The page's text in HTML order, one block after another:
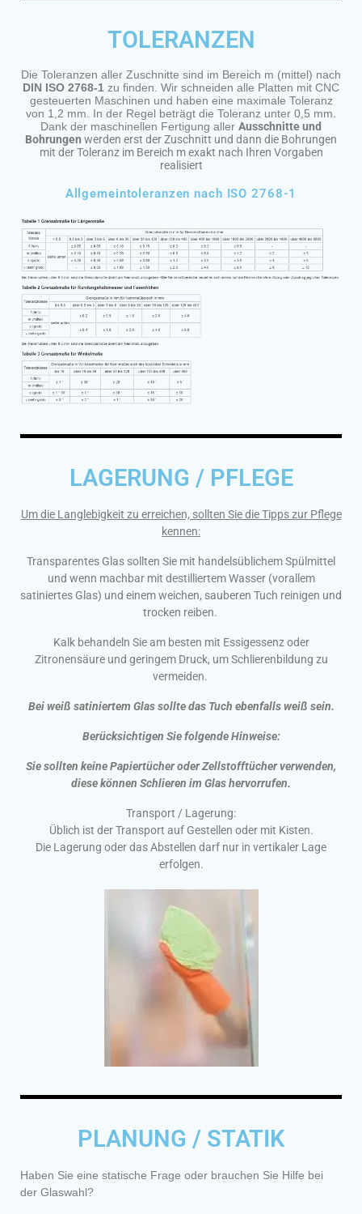
TOLERANZEN
Die Toleranzen aller Zuschnitte sind im Bereich m (mittel) nach
DIN ISO 2768-1 zu finden. Wir schneiden alle Platten mit CNC
gesteuerten Maschinen und haben eine maximale Toleranz
von 1,2 mm. In der Regel beträgt die Toleranz unter 0,5 mm.
Dank der maschinellen Fertigung aller Ausschnitte und
Bohrungen werden erst der Zuschnitt und dann die Bohrungen
mit der Toleranz im Bereich m exakt nach Ihren Vorgaben
realisiert
Allgemeintoleranzen nach ISO 2768-1
LAGERUNG / PFLEGE
Um die Langlebigkeit zu erreichen, sollten Sie die Tipps zur Pflege
kennen:
Transparentes Glas sollten Sie mit handelsüblichem Spülmittel
und wenn machbar mit destilliertem Wasser (vorallem
satiniertes Glas) und einem weichen, sauberen Tuch reinigen und
trocken reiben.
Kalk behandeln Sie am besten mit Essigessenz oder
Zitronensäure und geringem Druck, um Schlierenbildung zu
vermeiden.
Bei weiß satiniertem Glas sollte das Tuch ebenfalls weiß sein.
Berücksichtigen Sie folgende Hinweise:
Sie sollten keine Papiertücher oder Zellstofftücher verwenden,
diese können Schlieren im Glas hervorrufen.
Transport / Lagerung:
Üblich ist der Transport auf Gestellen oder mit Kisten.
Die Lagerung oder das Abstellen darf nur in vertikaler Lage
erfolgen.
PLANUNG / STATIK
Haben Sie eine statische Frage oder brauchen Sie Hilfe bei
der Glaswahl?